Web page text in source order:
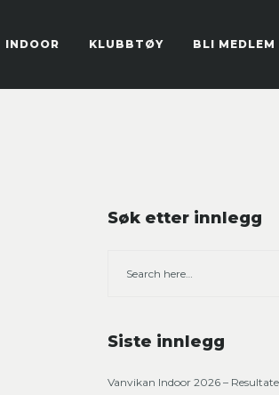
INDOOR KLUBBTØY BLI MEDLEM
Søk etter innlegg
Siste innlegg
Vanvikan Indoor 2026 –